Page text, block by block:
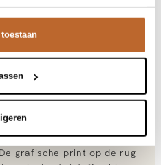
OLAF
M250100
FACE TEES
COAST
Logo, Print
Korte mouw
Vakantie
shirt
trace code, so you can always
your order before 9.45 pm on
our products or need help
service team is here to help!
look
heeft die relaxte vibe
grafische print op de rug